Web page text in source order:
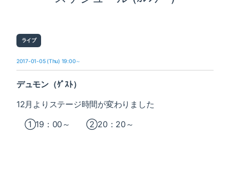
ライブ
2017-01-05 (Thu) 19:00～
デュモン（ｹﾞｽﾄ）
12月よりステージ時間が変わりました
①19：00～ ②20：20～